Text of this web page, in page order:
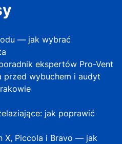
— jak wybrać
ekspertów Pro-Vent
przed wybuchem i audyt
jak poprawić
X, Piccola i Bravo — jak